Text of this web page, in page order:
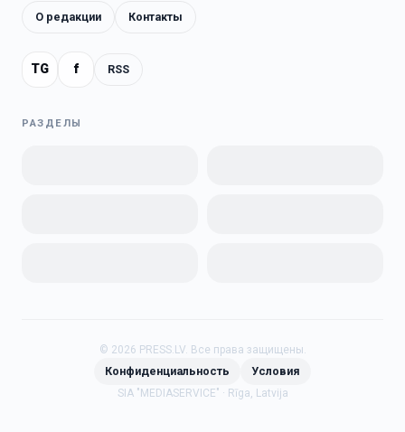
О редакции Контакты
TG f RSS
РАЗДЕЛЫ
© 2026 PRESS.LV. Все права защищены.
Конфиденциальность Условия
SIA "MEDIASERVICE" · Rīga, Latvija